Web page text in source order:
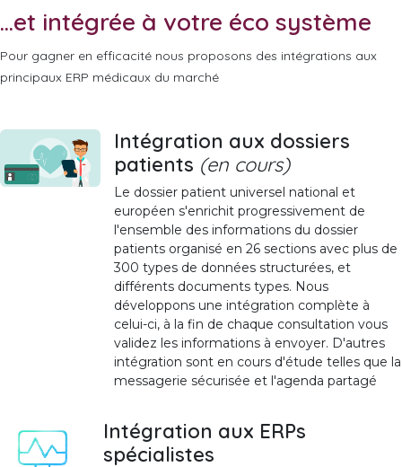
...et intégrée à votre éco système
Pour gagner en efficacité nous proposons des intégrations aux
principaux ERP médicaux du marché
Intégration aux dossiers
patients (en cours)
Le dossier patient universel national et
européen s'enrichit progressivement de
l'ensemble des informations du dossier
patients organisé en 26 sections avec plus de
300 types de données structurées, et
différents documents types. Nous
développons une intégration complète à
celui-ci, à la fin de chaque consultation vous
validez les informations à envoyer. D'autres
intégration sont en cours d'étude telles que la
messagerie sécurisée et l'agenda partagé
Intégration aux ERPs
spécialistes